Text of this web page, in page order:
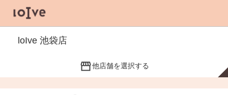
loIve 池袋店
他店舗を選択する